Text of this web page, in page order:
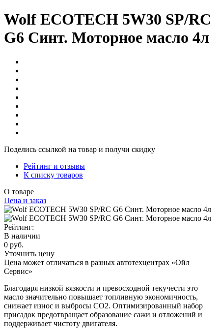
Wolf ECOTECH 5W30 SP/RC
G6 Синт. Моторное масло 4л
Поделись ссылкой на товар и получи скидку
Рейтинг и отзывы
К списку товаров
О товаре
Цена и заказ
Рейтинг:
В наличии
0 руб.
Уточнить цену
Цена может отличаться в разных автотехцентрах «Ойл
Сервис»
Благодаря низкой вязкости и превосходной текучести это
масло значительно повышает топливную экономичность,
снижает износ и выбросы CO2. Оптимизированный набор
присадок предотвращает образование сажи и отложений и
поддерживает чистоту двигателя.